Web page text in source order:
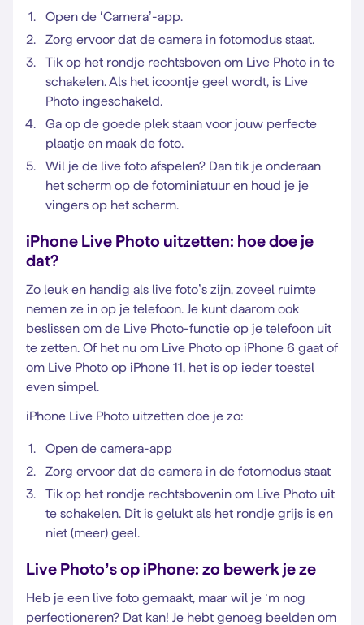
Open de ‘Camera’-app.
Zorg ervoor dat de camera in fotomodus staat.
Tik op het rondje rechtsboven om Live Photo in te
schakelen. Als het icoontje geel wordt, is Live
Photo ingeschakeld.
Ga op de goede plek staan voor jouw perfecte
plaatje en maak de foto.
Wil je de live foto afspelen? Dan tik je onderaan
het scherm op de fotominiatuur en houd je je
vingers op het scherm.
iPhone Live Photo uitzetten: hoe doe je
dat?
Zo leuk en handig als live foto’s zijn, zoveel ruimte
nemen ze in op je telefoon. Je kunt daarom ook
beslissen om de Live Photo-functie op je telefoon uit
te zetten. Of het nu om Live Photo op iPhone 6 gaat of
om Live Photo op iPhone 11, het is op ieder toestel
even simpel.
iPhone Live Photo uitzetten doe je zo:
Open de camera-app
Zorg ervoor dat de camera in de fotomodus staat
Tik op het rondje rechtsbovenin om Live Photo uit
te schakelen. Dit is gelukt als het rondje grijs is en
niet (meer) geel.
Live Photo’s op iPhone: zo bewerk je ze
Heb je een live foto gemaakt, maar wil je ‘m nog
perfectioneren? Dat kan! Je hebt genoeg beelden om